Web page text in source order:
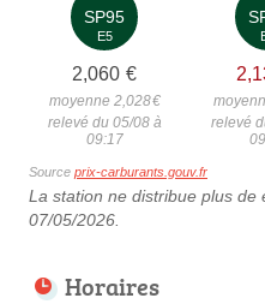
SP95
E5
2,060 €
moyenne 2,028€
relevé du 05/08 à
09:17
relevé
Source prix-carburants.gouv.fr
La station ne distribue plus de
07/05/2026.
Horaires